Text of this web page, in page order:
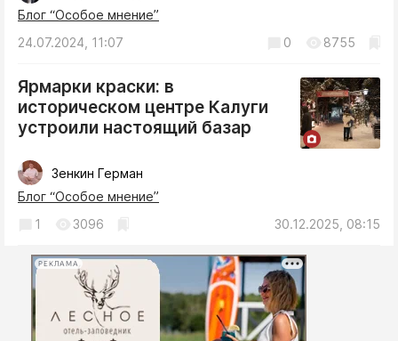
Блог “Особое мнение”
24.07.2024, 11:07
0 8755
Ярмарки краски: в
историческом центре Калуги
устроили настоящий базар
Зенкин Герман
Блог “Особое мнение”
30.12.2025, 08:15
1 3096
РЕКЛАМА